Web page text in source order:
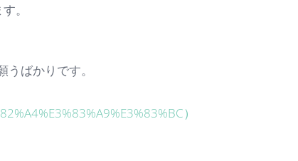
。
ばかりです。
）